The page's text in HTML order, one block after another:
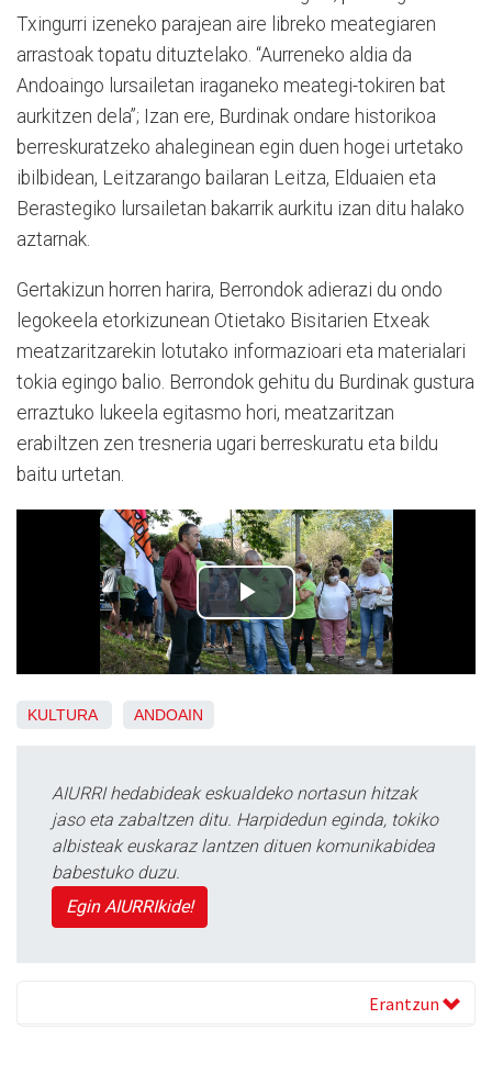
Txingurri izeneko parajean aire libreko meategiaren
arrastoak topatu dituztelako. “Aurreneko aldia da
Andoaingo lursailetan iraganeko meategi-tokiren bat
aurkitzen dela”; Izan ere, Burdinak ondare historikoa
berreskuratzeko ahaleginean egin duen hogei urtetako
ibilbidean, Leitzarango bailaran Leitza, Elduaien eta
Berastegiko lursailetan bakarrik aurkitu izan ditu halako
aztarnak.
Gertakizun horren harira, Berrondok adierazi du ondo
legokeela etorkizunean Otietako Bisitarien Etxeak
meatzaritzarekin lotutako informazioari eta materialari
tokia egingo balio. Berrondok gehitu du Burdinak gustura
erraztuko lukeela egitasmo hori, meatzaritzan
erabiltzen zen tresneria ugari berreskuratu eta bildu
baitu urtetan.
KULTURA ANDOAIN
AIURRI hedabideak eskualdeko nortasun hitzak
jaso eta zabaltzen ditu. Harpidedun eginda, tokiko
albisteak euskaraz lantzen dituen komunikabidea
babestuko duzu.
Egin AIURRIkide!
Erantzun